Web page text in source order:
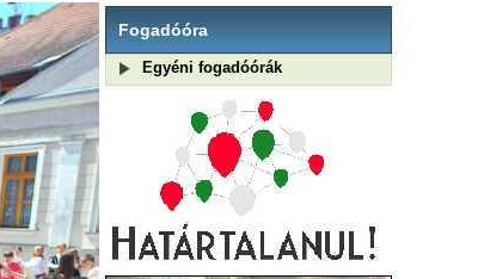
Fogadóóra
Egyéni fogadóórák